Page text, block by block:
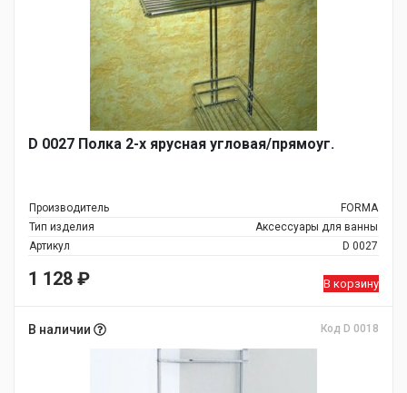
D 0027 Полка 2-х ярусная угловая/прямоуг.
Производитель
FORMA
Тип изделия
Аксессуары для ванны
Артикул
D 0027
1 128 ₽ В корзину
В наличии Код D 0018